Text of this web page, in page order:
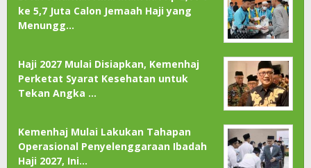
ke 5,7 Juta Calon Jemaah Haji yang
Menungg…
Haji 2027 Mulai Disiapkan, Kemenhaj
Perketat Syarat Kesehatan untuk
Tekan Angka …
Kemenhaj Mulai Lakukan Tahapan
Operasional Penyelenggaraan Ibadah
Haji 2027, Ini…